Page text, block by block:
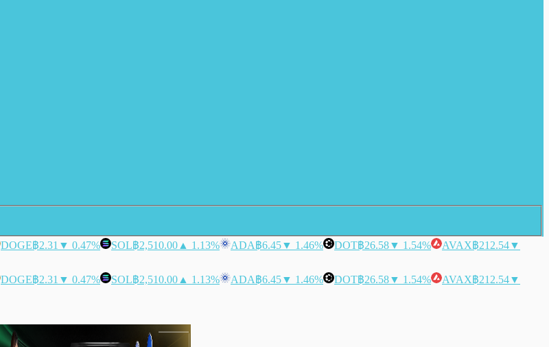
DOGE฿2.31 ▼ 0.47% SOL฿2,510.00 ▲ 1.13% ADA฿6.45▼ 1.46% DOT฿26.58▼ 1.54% AVAX฿212.54▼
DOGE฿2.31 ▼ 0.47% SOL฿2,510.00 ▲ 1.13% ADA฿6.45▼ 1.46% DOT฿26.58▼ 1.54% AVAX฿212.54▼